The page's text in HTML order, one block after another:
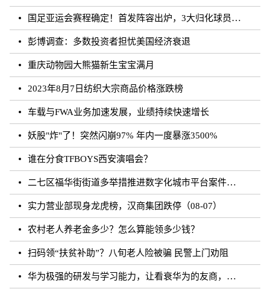
国足亚运会赛程确定！首发阵容出炉，3大归化球员领衔，CCTV直播
彭博调查：多数投资者担忧美国经济衰退
重庆动物园大熊猫新生宝宝满月
2023年8月7日纺织大宗商品价格涨跌榜
车载与FWA业务加速发展，业绩持续快速增长
妖股"炸"了！突然闪崩97% 年内一度暴涨3500%
谁在分食TFBOYS西安演唱会？
二七区福华街街道多举措推进数字化城市平台案件处理工作
实力营业部现身龙虎榜，汉商集团跌停（08-07）
农村老人养老金多少？怎么算能领多少钱？
扫码领“扶贫补助”？八旬老人险被骗 民警上门劝阻
华为极强的研发与学习能力，让看衰华为的友商，最终多被历史毒打了